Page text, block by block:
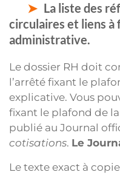
La liste des
circulaires et liens
administrative.
Le dossier RH doit
l’arrêté fixant le
explicative. Vous
fixant le plafond de
publié au Journal
cotisations. Le
Le texte exact à